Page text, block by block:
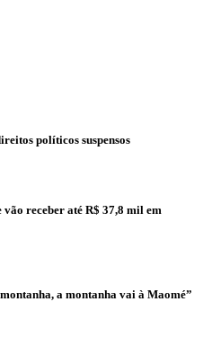
políticos suspensos
receber até R$ 37,8 mil em
a montanha vai à Maomé”